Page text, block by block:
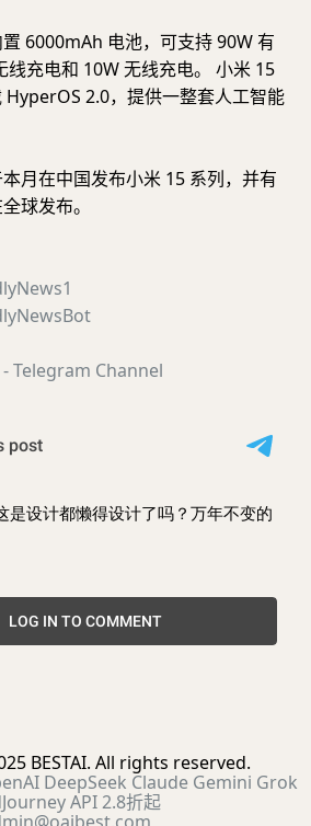
6000mAh 电池，可支持 90W 有
线充电和 10W 无线充电。 小米 15
HyperOS 2.0，提供一整套人工智能
月在中国发布小米 15 系列，并有
球发布。
- Telegram Channel
BESTAI. All rights reserved.
DeepSeek Claude Gemini Grok
API 2.8折起